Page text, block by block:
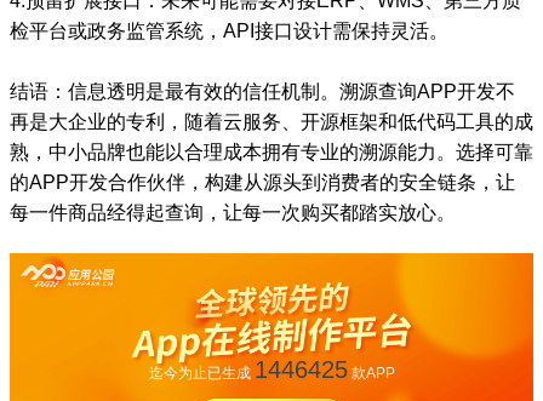
检平台或政务监管系统，API接口设计需保持灵活。
结语：信息透明是最有效的信任机制。溯源查询APP开发不
再是大企业的专利，随着云服务、开源框架和低代码工具的成
熟，中小品牌也能以合理成本拥有专业的溯源能力。选择可靠
的APP开发合作伙伴，构建从源头到消费者的安全链条，让
每一件商品经得起查询，让每一次购买都踏实放心。
迄今为止已生成 1446425款APP